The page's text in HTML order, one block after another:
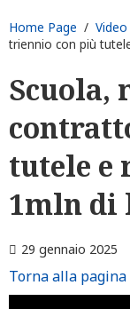
Home Page / Video
triennio con più
tutele e
1mln di
29 gennaio 2025
Torna alla pagina